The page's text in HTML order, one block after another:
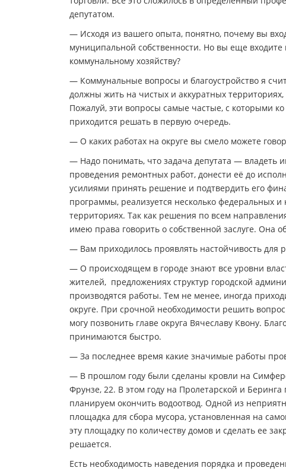
депутатом.
— Исходя из вашего опыта, понятно, почему вы
муниципальной собственности. Но вы еще входите
коммунальному хозяйству?
— Коммунальные вопросы и благоустройство я
должны жить на чистых и аккуратных
Пожалуй, эти вопросы самые частые, с которыми
приходится решать в первую очередь.
— О каких работах на округе вы смело можете
— Надо понимать, что задача депутата — владеть
проведения ремонтных работ, донести её до
усилиями принять решение и подтвердить его
программы, реализуется несколько федеральных
территориях. Так как решения по всем
имею права говорить о собственной заслуге. Она
— Вам приходилось проявлять настойчивость для
— О происходящем в городе знают все уровни
жителей, предложениях структур городской
производятся работы. Тем не менее, иногда
округе. При срочной необходимости решить
могу позвонить главе округа Вячеславу Квону.
принимаются быстро.
— За последнее время какие значимые работы
— В прошлом году были сделаны кровли на
Фрунзе, 22. В этом году на Пролетарской и
планируем окончить водоотвод. Одной из
площадка для сбора мусора, установленная на
эту площадку по количеству домов и сделать ее
решается.
Есть необходимость наведения порядка и